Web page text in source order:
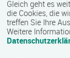
5
Maximale
Gleich geht es
die Cookies, die
treffen Sie Ihre
Weitere